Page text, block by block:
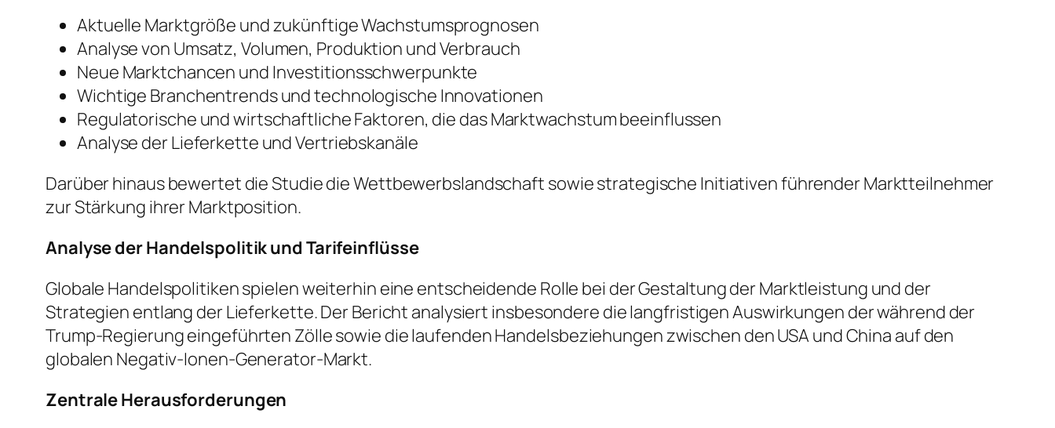
Aktuelle Marktgröße und zukünftige Wachstumsprognosen
Analyse von Umsatz, Volumen, Produktion und Verbrauch
Neue Marktchancen und Investitionsschwerpunkte
Wichtige Branchentrends und technologische Innovationen
Regulatorische und wirtschaftliche Faktoren, die das Marktwachstum beeinflussen
Analyse der Lieferkette und Vertriebskanäle
Darüber hinaus bewertet die Studie die Wettbewerbslandschaft sowie strategische Initiativen führender Marktteilnehmer
zur Stärkung ihrer Marktposition.
Analyse der Handelspolitik und Tarifeinflüsse
Globale Handelspolitiken spielen weiterhin eine entscheidende Rolle bei der Gestaltung der Marktleistung und der
Strategien entlang der Lieferkette. Der Bericht analysiert insbesondere die langfristigen Auswirkungen der während der
Trump-Regierung eingeführten Zölle sowie die laufenden Handelsbeziehungen zwischen den USA und China auf den
globalen Negativ-Ionen-Generator-Markt.
Zentrale Herausforderungen